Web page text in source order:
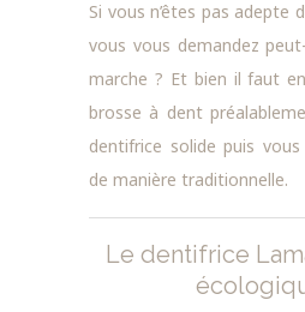
Si vous n’êtes pas adepte
vous vous demandez
marche ? Et bien il faut
brosse à dent
dentifrice solide puis
de manière traditionnelle.
Le dentifrice